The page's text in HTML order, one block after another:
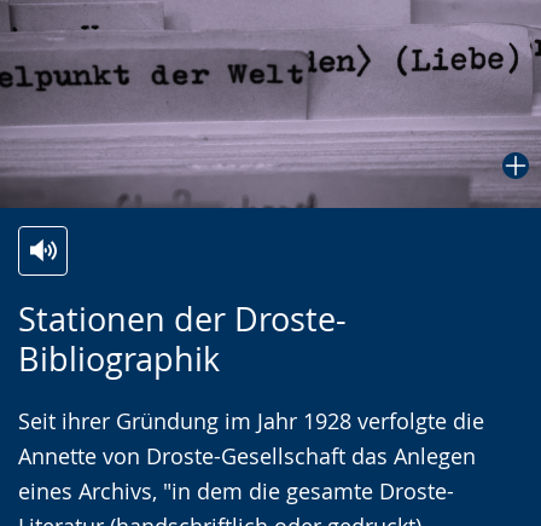
Stationen der Droste-
Bibliographik
Seit ihrer Gründung im Jahr 1928 verfolgte die
Annette von Droste-Gesellschaft das Anlegen
eines Archivs, "in dem die gesamte Droste-
Leichten
Sprache
Audio-
Unterstützung.
Video
in
Gebärdensprache
wird
angezeigt.